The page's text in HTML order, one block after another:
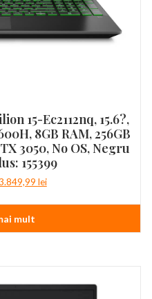
15-Ec2112nq, 15.6?,
8GB RAM, 256GB
3050, No OS, Negru
155399
lei.
leiPrețul
este:
mult